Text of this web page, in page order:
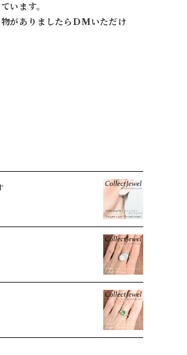
います。
がありましたらDMいただけ